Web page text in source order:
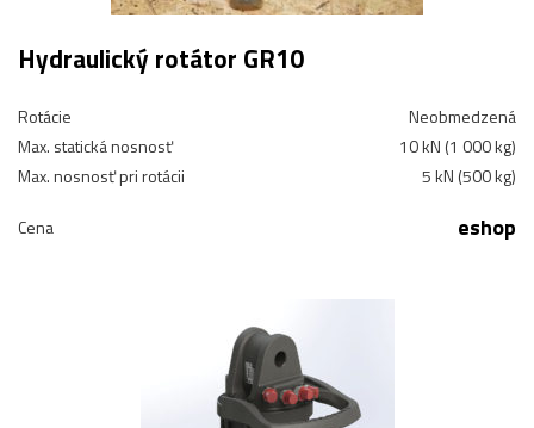
Hydraulický rotátor GR10
Rotácie
Neobmedzená
Max. statická nosnosť
10 kN (1 000 kg)
Max. nosnosť pri rotácii
5 kN (500 kg)
Cena eshop